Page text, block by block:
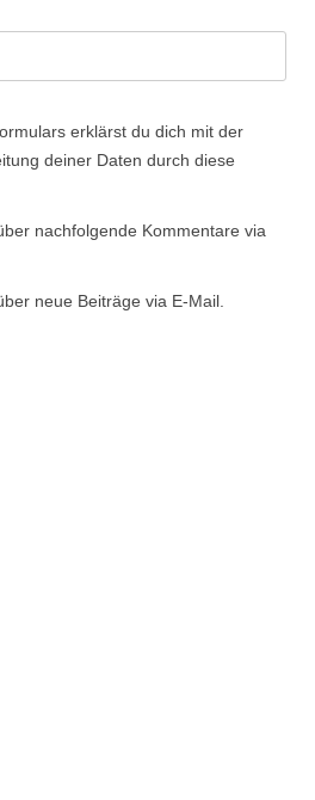
erklärst du dich mit der
deiner Daten durch diese
nachfolgende Kommentare via
neue Beiträge via E-Mail.